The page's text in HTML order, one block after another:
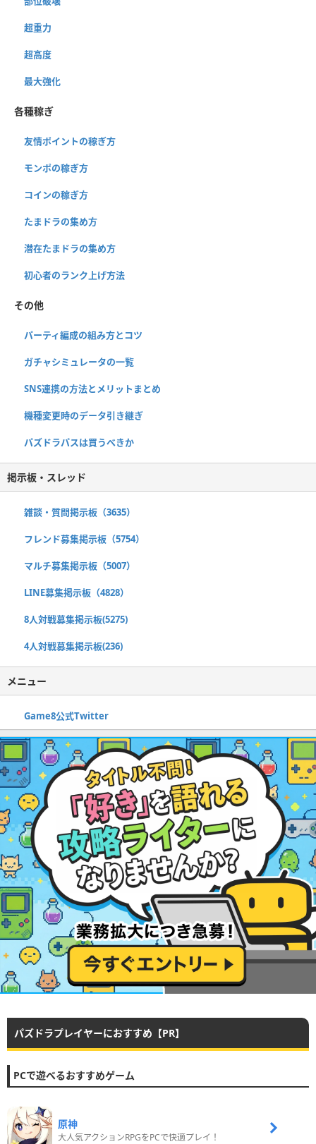
超重力
超高度
最大強化
各種稼ぎ
友情ポイントの稼ぎ方
モンポの稼ぎ方
コインの稼ぎ方
たまドラの集め方
潜在たまドラの集め方
初心者のランク上げ方法
その他
パーティ編成の組み方とコツ
ガチャシミュレータの一覧
SNS連携の方法とメリットまとめ
機種変更時のデータ引き継ぎ
パズドラパスは買うべきか
掲示板・スレッド
雑談・質問掲示板（3635）
フレンド募集掲示板（5754）
マルチ募集掲示板（5007）
LINE募集掲示板（4828）
8人対戦募集掲示板(5275)
4人対戦募集掲示板(236)
メニュー
Game8公式Twitter
パズドラプレイヤーにおすすめ【PR】
PCで遊べるおすすめゲーム
原神
大人気アクションRPGをPCで快適プレイ！